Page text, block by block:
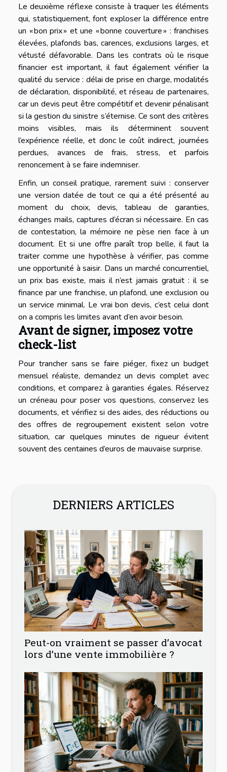
Le deuxième réflexe consiste à traquer les éléments
qui, statistiquement, font exploser la différence entre
un « bon prix » et une « bonne couverture » : franchises
élevées, plafonds bas, carences, exclusions larges, et
vétusté défavorable. Dans les contrats où le risque
financier est important, il faut également vérifier la
qualité du service : délai de prise en charge, modalités
de déclaration, disponibilité, et réseau de partenaires,
car un devis peut être compétitif et devenir pénalisant
si la gestion du sinistre s’éternise. Ce sont des critères
moins visibles, mais ils déterminent souvent
l’expérience réelle, et donc le coût indirect, journées
perdues, avances de frais, stress, et parfois
renoncement à se faire indemniser.
Enfin, un conseil pratique, rarement suivi : conserver
une version datée de tout ce qui a été présenté au
moment du choix, devis, tableau de garanties,
échanges mails, captures d’écran si nécessaire. En cas
de contestation, la mémoire ne pèse rien face à un
document. Et si une offre paraît trop belle, il faut la
traiter comme une hypothèse à vérifier, pas comme
une opportunité à saisir. Dans un marché concurrentiel,
un prix bas existe, mais il n’est jamais gratuit : il se
finance par une franchise, un plafond, une exclusion ou
un service minimal. Le vrai bon devis, c’est celui dont
on a compris les limites avant d’en avoir besoin.
Avant de signer, imposez votre
check-list
Pour trancher sans se faire piéger, fixez un budget
mensuel réaliste, demandez un devis complet avec
conditions, et comparez à garanties égales. Réservez
un créneau pour poser vos questions, conservez les
documents, et vérifiez si des aides, des réductions ou
des offres de regroupement existent selon votre
situation, car quelques minutes de rigueur évitent
souvent des centaines d’euros de mauvaise surprise.
DERNIERS ARTICLES
Peut-on vraiment se passer d’avocat
lors d’une vente immobilière ?